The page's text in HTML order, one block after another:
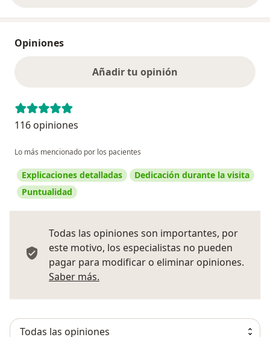
Opiniones
Añadir tu opinión
116 opiniones
Lo más mencionado por los pacientes
Explicaciones detalladas
Dedicación durante la visita
Puntualidad
Todas las opiniones son importantes, por
este motivo, los especialistas no pueden
pagar para modificar o eliminar opiniones.
Saber más.